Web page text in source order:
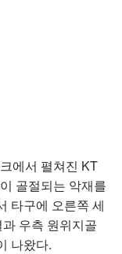
에서 펼쳐진 KT
골절되는 악재를
타구에 오른쪽 세
우측 원위지골
나왔다.